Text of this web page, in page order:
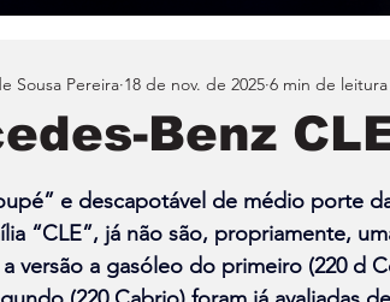
Benz
Sousa Pereira 18 de nov. de 2025 6 min de leitura
NaN de 5 estrelas.
e descapotável de médio porte
“CLE”, já não são, propriamente,
versão a gasóleo do primeiro (220 d